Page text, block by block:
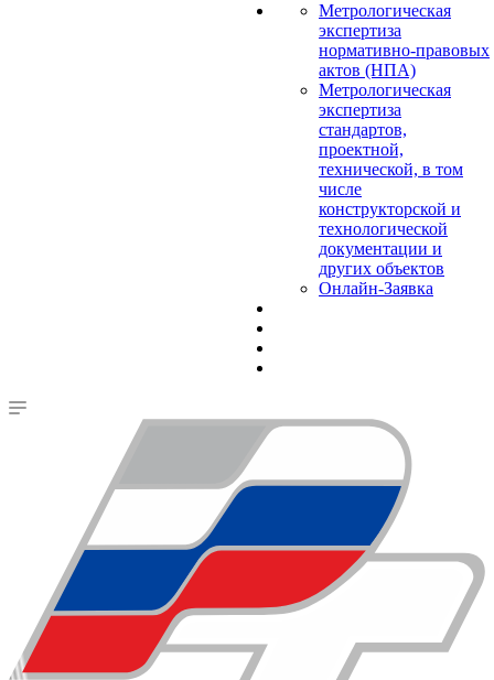
Метрологическая
экспертиза
нормативно-правовых
актов (НПА)
Метрологическая
экспертиза
стандартов,
проектной,
технической, в том
числе
конструкторской и
технологической
документации и
других объектов
Онлайн-Заявка